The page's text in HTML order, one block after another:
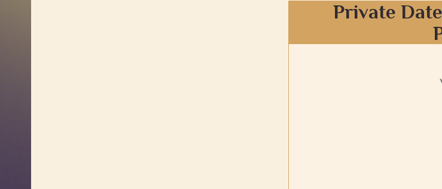
Private